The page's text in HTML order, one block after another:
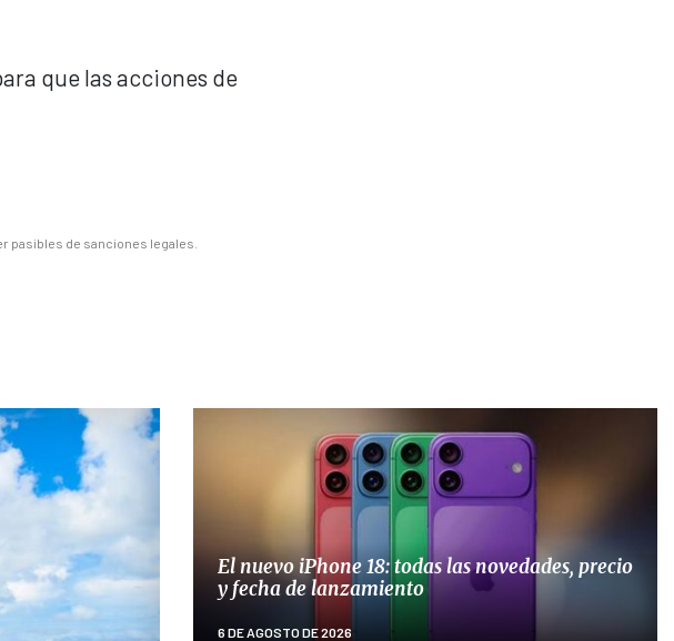
que las acciones de
pasibles de sanciones legales.
El nuevo iPhone 18: todas las novedades, precio
y fecha de lanzamiento
6 DE AGOSTO DE 2026